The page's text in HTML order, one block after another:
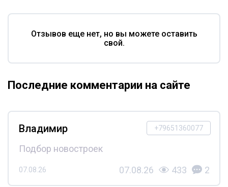
Отзывов еще нет, но вы можете оставить
свой.
Последние комментарии на сайте
+79651360077
Владимир
Подбор новостроек
07.08.26 07.08.26 433 2